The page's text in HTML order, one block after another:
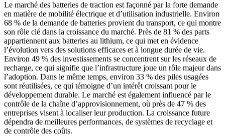
Le marché des batteries de traction est façonné par la forte demande
en matière de mobilité électrique et d’utilisation industrielle. Environ
68 % de la demande de batteries provient du transport, ce qui montre
son rôle clé dans la croissance du marché. Près de 81 % des parts
appartiennent aux batteries au lithium, ce qui met en évidence
l’évolution vers des solutions efficaces et à longue durée de vie.
Environ 49 % des investissements se concentrent sur les réseaux de
recharge, ce qui signifie que l’infrastructure joue un rôle majeur dans
l’adoption. Dans le même temps, environ 33 % des piles usagées
sont réutilisées, ce qui témoigne d’un intérêt croissant pour le
développement durable. Le marché est également influencé par le
contrôle de la chaîne d’approvisionnement, où près de 47 % des
entreprises visent à localiser leur production. La croissance future
dépendra de meilleures performances, de systèmes de recyclage et
de contrôle des coûts.